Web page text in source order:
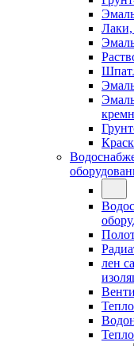
лен